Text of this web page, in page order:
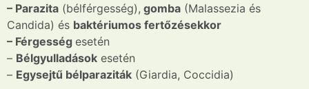
– Parazita (bélférgesség), gomba (Malassezia és
Candida) és baktériumos fertőzésekkor
– Férgesség esetén
– Bélgyulladások esetén
– Egysejtű bélparaziták (Giardia, Coccidia)